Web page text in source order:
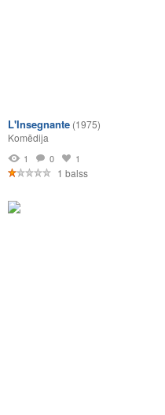
L'Insegnante (1975)
Komēdija
1 0 1
1 balss